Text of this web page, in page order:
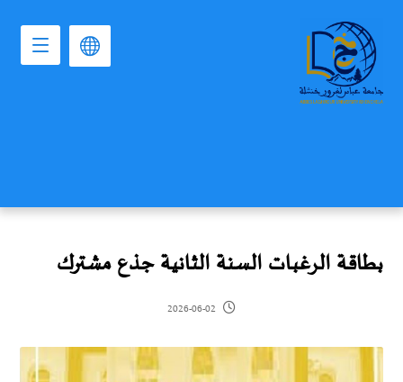
بطاقة الرغبات السنة الثانية جذع مشترك
2026-06-02